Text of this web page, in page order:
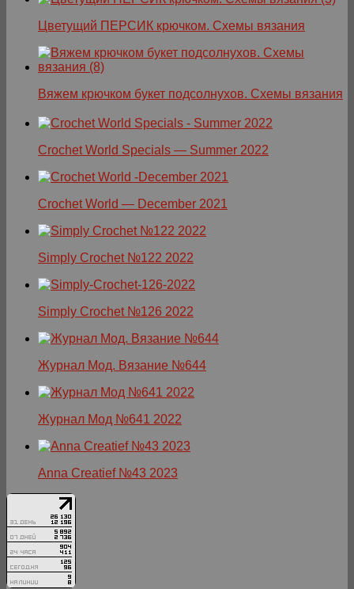
Цветущий ПЕРСИК крючком. Схемы вязания
Вяжем крючком букет подсолнухов. Схемы вязания
Crochet World Specials — Summer 2022
Crochet World — December 2021
Simply Crochet №122 2022
Simply Crochet №126 2022
Журнал Мод. Вязание №644
Журнал Мод №641 2022
Anna Creatief №43 2023